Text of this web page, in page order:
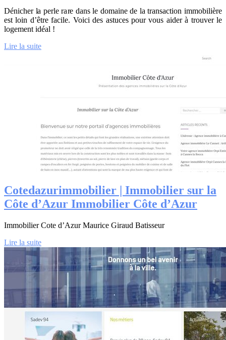
Dénicher la perle rare dans le domaine de la transaction immobilière
est loin d’être facile. Voici des astuces pour vous aider à trouver le
logement idéal !
Lire la suite
Cotedazurim­mobi­lier | Immobilier sur la
Côte d’Azur Immobilier Côte d’Azur
Immobilier Cote d’Azur Maurice Giraud Batisseur
Lire la suite